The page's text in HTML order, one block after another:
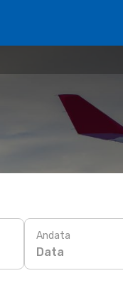
Andata
Data